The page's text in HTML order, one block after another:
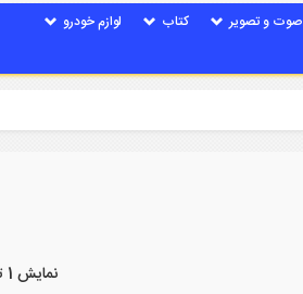
صوت و تصویر کتاب
لوازم خودرو
نمایش 1 تا 3